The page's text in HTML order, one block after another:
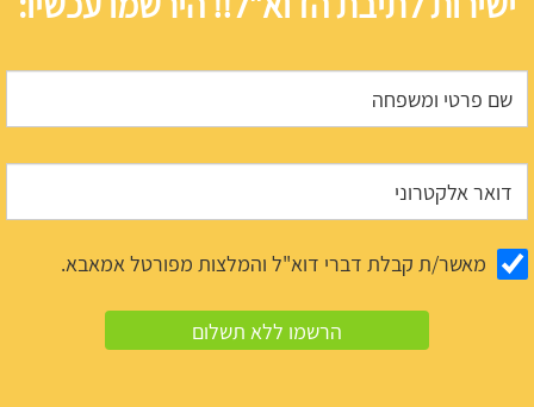
מאשר/ת קבלת דברי דוא"ל והמלצות מפורטל אמאבא.